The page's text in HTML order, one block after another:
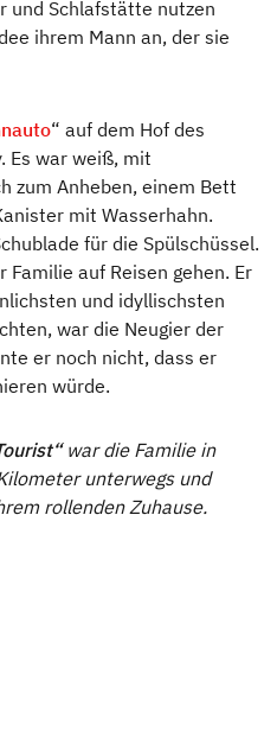
und Schlafstätte nutzen
ihrem Mann an, der sie
“ auf dem Hof des
Es war weiß, mit
zum Anheben, einem Bett
mit Wasserhahn.
für die Spülschüssel.
auf Reisen gehen. Er
und idyllischsten
war die Neugier der
er noch nicht, dass er
würde.
war die Familie in
unterwegs und
rollenden Zuhause.